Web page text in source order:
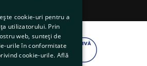
cookie-uri pentru a
utilizatorului. Prin
web, sunteți de
urile în conformitate
cookie-urile. Află